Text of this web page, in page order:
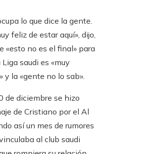
lo que dice la gente.
feliz de estar aquí», dijo,
«esto no es el final» para
saudi es «muy
y la «gente no lo sab».
de diciembre se hizo
de Cristiano por el Al
así un mes de rumores
al club saudi